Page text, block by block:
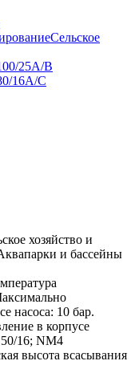
Сельское
25A/B
16A/C
хозяйство и
и бассейны
насоса: 10 бар.
в корпусе
16; NM4
высота всасывания